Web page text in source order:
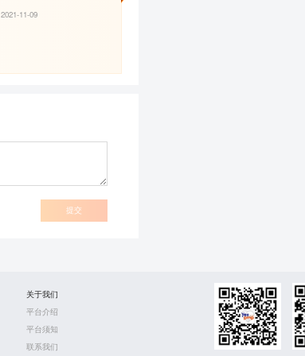
2021-11-09
提交
关于我们
平台介绍
平台须知
联系我们